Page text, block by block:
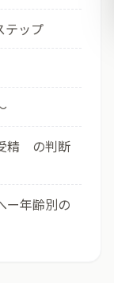
ップ
精 の判断
年齢別の